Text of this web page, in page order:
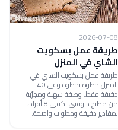
2026-07-08
طريقة عمل بسكويت
الشاي في المنزل
طريقة عمل بسكويت الشاي في
المنزل خطوة بخطوة وفي 40
دقيقة فقط. وصفة سهلة ومجرّبة
من مطبخ دلوقتي تكفي 8 أفراد،
بمقادير دقيقة وخطوات واضحة.